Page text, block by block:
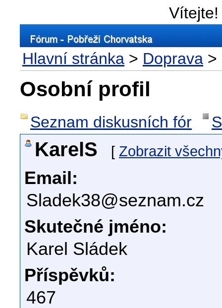
Vítejte!
Hlavní stránka > Doprava >
Osobní profil
Seznam diskusních fór
KarelS [ Zobrazit
Email:
Sladek38@seznam.cz
Skutečné jméno:
Karel Sládek
Příspěvků:
467